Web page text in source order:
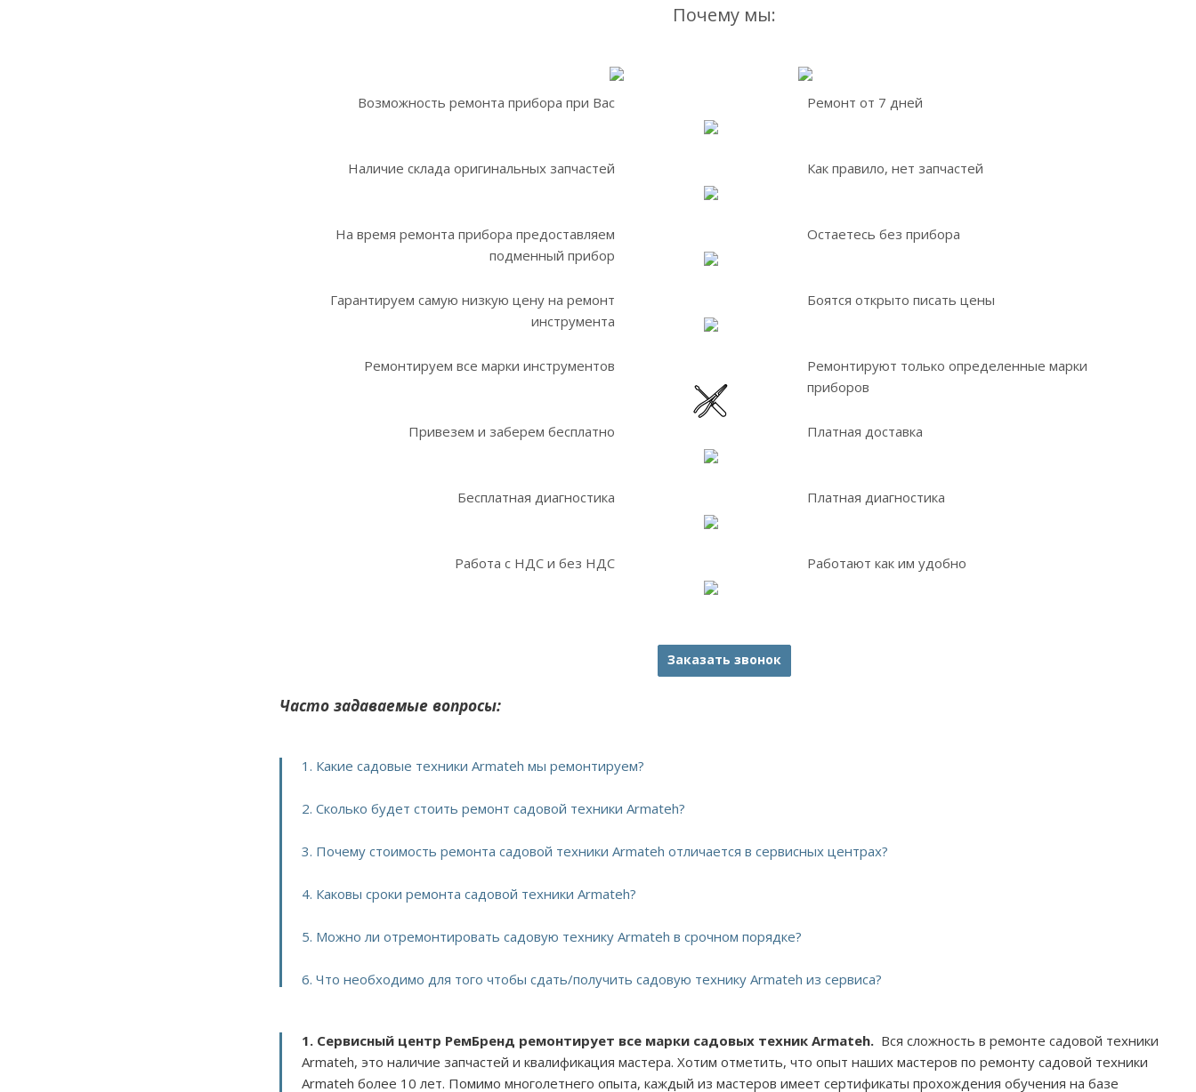
Почему мы:
Возможность ремонта прибора при Вас
Наличие склада оригинальных запчастей
На время ремонта прибора предоставляем
подменный прибор
Гарантируем самую низкую цену на ремонт
инструмента
Ремонтируем все марки инструментов
Привезем и заберем бесплатно
Бесплатная диагностика
Работа с НДС и без НДС
Ремонт от 7 дней
Как правило, нет запчастей
Остаетесь без прибора
Боятся открыто писать цены
Ремонтируют только определенные марки
приборов
Платная доставка
Платная диагностика
Работают как им удобно
Заказать звонок
Часто задаваемые вопросы:
1. Какие садовые техники Armateh мы ремонтируем?
2. Сколько будет стоить ремонт садовой техники Armateh?
3. Почему стоимость ремонта садовой техники Armateh отличается в сервисных центрах?
4. Каковы сроки ремонта садовой техники Armateh?
5. Можно ли отремонтировать садовую технику Armateh в срочном порядке?
6. Что необходимо для того чтобы сдать/получить садовую технику Armateh из сервиса?
1. Сервисный центр РемБренд ремонтирует все марки садовых техник Armateh. Вся сложность в ремонте садовой техники
Armateh, это наличие запчастей и квалификация мастера. Хотим отметить, что опыт наших мастеров по ремонту садовой техники
Armateh более 10 лет. Помимо многолетнего опыта, каждый из мастеров имеет сертификаты прохождения обучения на базе